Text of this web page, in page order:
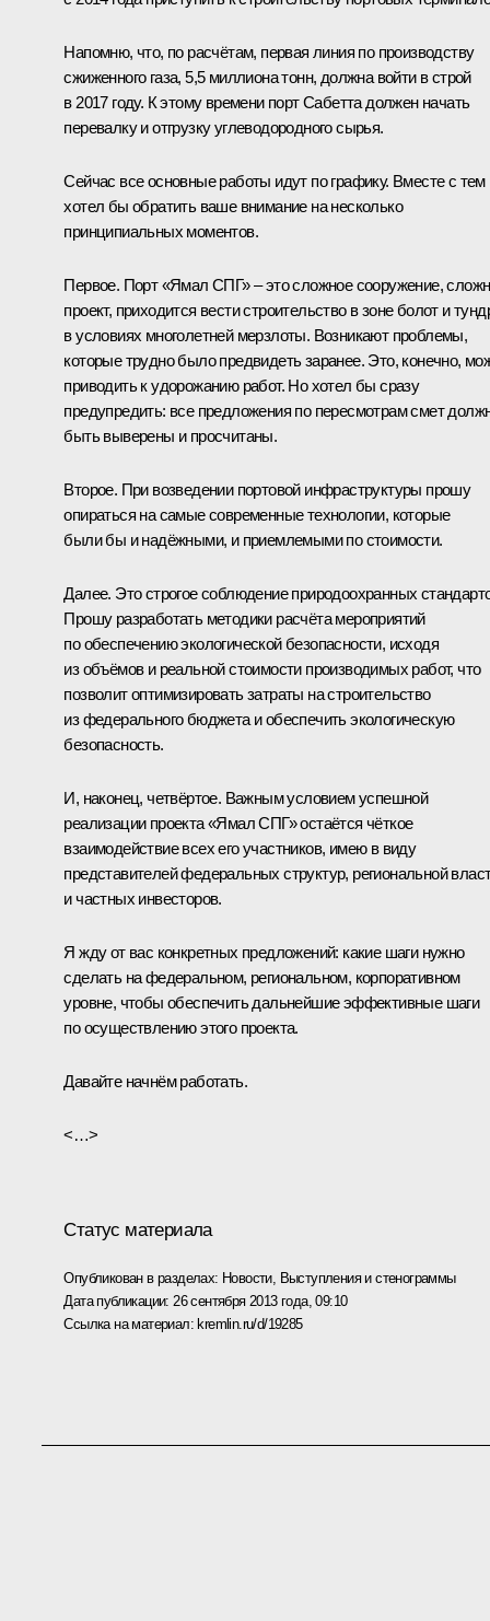
Напомню, что, по расчётам, первая линия по производству
сжиженного газа, 5,5 миллиона тонн, должна войти в строй
в 2017 году. К этому времени порт Сабетта должен начать
перевалку и отгрузку углеводородного сырья.
Сейчас все основные работы идут по графику. Вместе с тем
хотел бы обратить ваше внимание на несколько
принципиальных моментов.
Первое. Порт «Ямал СПГ» – это сложное сооружение,
проект, приходится вести строительство в зоне болот и
в условиях многолетней мерзлоты. Возникают проблемы,
которые трудно было предвидеть заранее. Это, конечно,
приводить к удорожанию работ. Но хотел бы сразу
предупредить: все предложения по пересмотрам смет
быть выверены и просчитаны.
Второе. При возведении портовой инфраструктуры прошу
опираться на самые современные технологии, которые
были бы и надёжными, и приемлемыми по стоимости.
Далее. Это строгое соблюдение природоохранных
Прошу разработать методики расчёта мероприятий
по обеспечению экологической безопасности, исходя
из объёмов и реальной стоимости производимых работ, что
позволит оптимизировать затраты на строительство
из федерального бюджета и обеспечить экологическую
безопасность.
И, наконец, четвёртое. Важным условием успешной
реализации проекта «Ямал СПГ» остаётся чёткое
взаимодействие всех его участников, имею в виду
представителей федеральных структур, региональной
и частных инвесторов.
Я жду от вас конкретных предложений: какие шаги нужно
сделать на федеральном, региональном, корпоративном
уровне, чтобы обеспечить дальнейшие эффективные шаги
по осуществлению этого проекта.
Давайте начнём работать.
<…>
Статус материала
Опубликован в разделах: Новости, Выступления и стенограммы
Дата публикации: 26 сентября 2013 года, 09:10
Ссылка на материал: kremlin.ru/d/19285